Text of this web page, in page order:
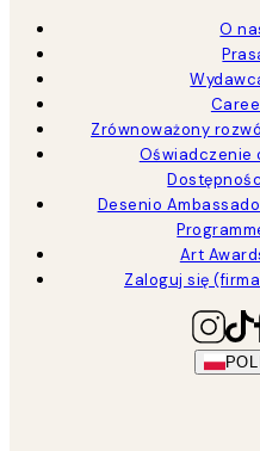
O
Zrównoważony
Oświadczenie
Desenio
Art
Zaloguj się
POL